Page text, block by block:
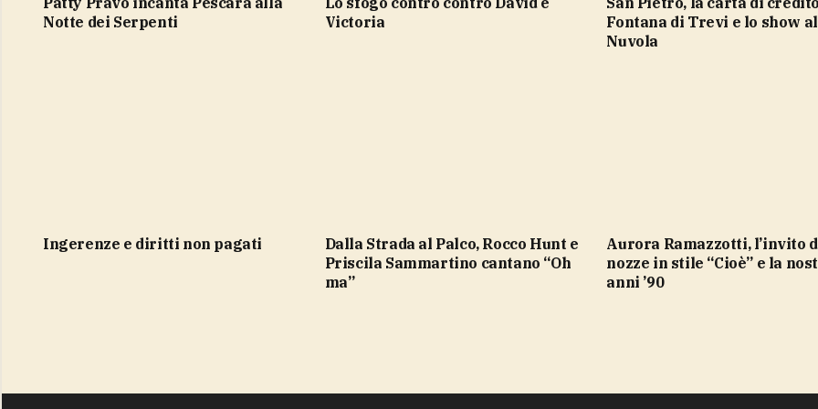
Notte dei Serpenti
Victoria
Fontana di Trevi e lo show
Nuvola
Ingerenze e diritti non pagati
Dalla Strada al Palco, Rocco Hunt e
Priscila Sammartino cantano “Oh
ma”
Aurora Ramazzotti, l’invito di
nozze in stile “Cioè” e la
anni ’90